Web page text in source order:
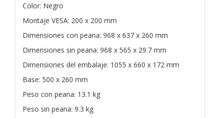
Color: Negro
Montaje VESA: 200 x 200 mm
Dimensiones con peana: 968 x 637 x 260 mm
Dimensiones sin peana: 968 x 565 x 29.7 mm
Dimensiones del embalaje: 1055 x 660 x 172 mm
Base: 500 x 260 mm
Peso con peana: 13.1 kg
Peso sin peana: 9.3 kg